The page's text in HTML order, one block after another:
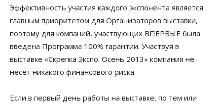
Эффективность участия каждого экспонента является
главным приоритетом для Организаторов выставки,
поэтому для компаний, участвующих ВПЕРВЫЕ была
введена Программа 100% гарантии. Участвуя в
выставке «Скрепка Экспо. Осень 2013» компания не
несет никакого финансового риска.
Если в первый день работы на выставке, по тем или